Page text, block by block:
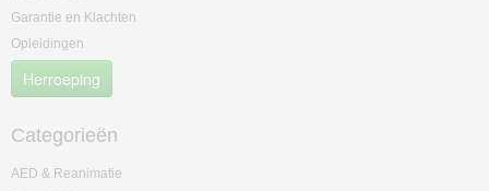
Garantie en Klachten
Opleidingen
Herroeping
Categorieën
AED & Reanimatie